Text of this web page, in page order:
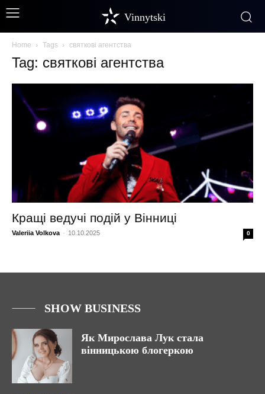
Vinnytski
Home Tags святкові агентства
Tag: святкові агентства
Кращі ведучі подій у Вінниці
Valeriia Volkova - 10.10.2025 0
SHOW BUSINESS
Як Мирослава Лук стала
вінницькою блогеркою